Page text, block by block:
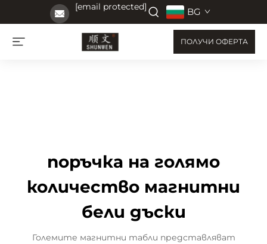
[email protected] BG
ПОЛУЧИ ОФЕРТА
поръчка на голямо
количество магнитни
бели дъски
Големите магнитни табли представляват